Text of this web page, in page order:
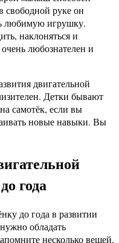
свободной руке он
любимую игрушку.
наклоняться и
любознателен и
двигательной
Детки бывают
самотёк, если вы
новые навыки. Вы
года
до года в развитии
обладать
несколько вещей,